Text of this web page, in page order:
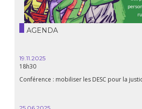
AGENDA
19.11.2025
18h30
Conférence : mobiliser les DESC pour la